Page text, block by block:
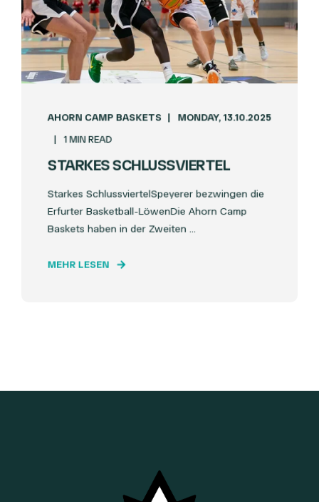
AHORN CAMP BASKETS MONDAY, 13.10.2025
1 MIN READ
STARKES SCHLUSSVIERTEL
Starkes SchlussviertelSpeyerer bezwingen die
Erfurter Basketball-LöwenDie Ahorn Camp
Baskets haben in der Zweiten ...
MEHR LESEN